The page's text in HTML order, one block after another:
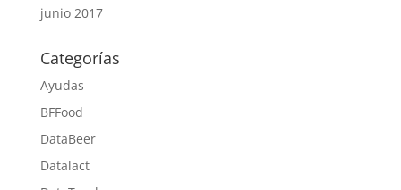
junio 2017
Categorías
Ayudas
BFFood
DataBeer
Datalact